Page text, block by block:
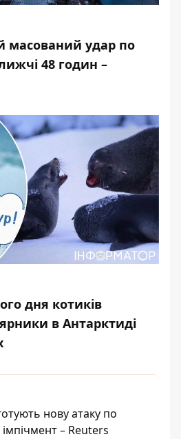
масований удар по
48 годин –
дня котиків
в Антарктиді
нову атаку по
– Reuters